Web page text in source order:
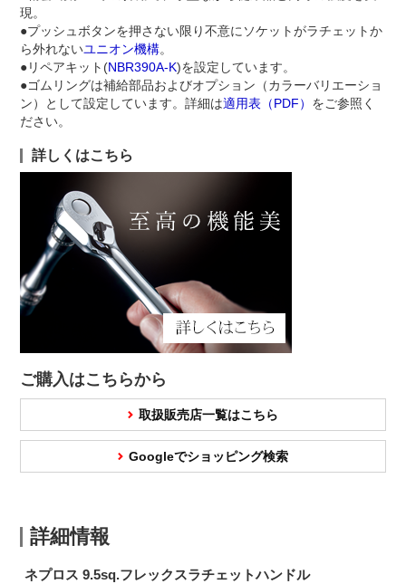
現。
●プッシュボタンを押さない限り不意にソケットがラチェットか
ら外れないユニオン機構。
●リペアキット(NBR390A-K)を設定しています。
●ゴムリングは補給部品およびオプション（カラーバリエーショ
ン）として設定しています。詳細は適用表（PDF） をご参照く
ださい。
詳しくはこちら
ご購入はこちらから
取扱販売店一覧はこちら
Googleでショッピング検索
詳細情報
ネプロス 9.5sq.フレックスラチェットハンドル